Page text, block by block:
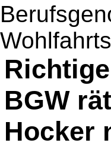
BGW
Hocker